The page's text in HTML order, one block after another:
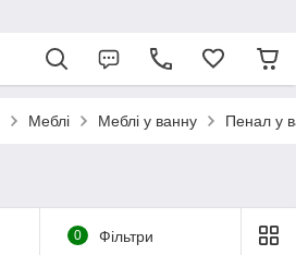
Меблі Меблі у ванну Пенал у
0 Фільтри